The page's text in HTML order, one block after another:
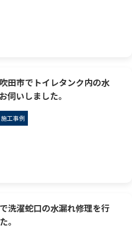
田市でトイレタンク内の水
伺いしました。
施工事例
洗濯蛇口の水漏れ修理を行
。